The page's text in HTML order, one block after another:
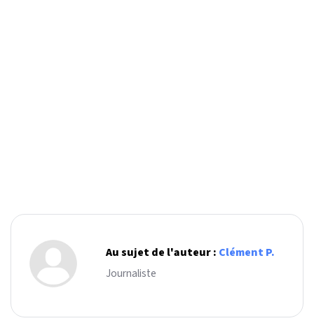
Au sujet de l'auteur : Clément P.
Journaliste